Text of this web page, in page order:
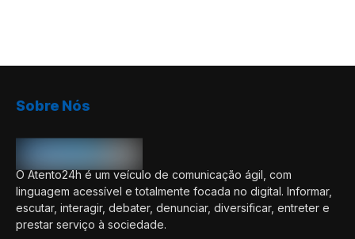
Sobre Nós
O Atento24h é um veículo de comunicação ágil, com
linguagem acessível e totalmente focada no digital. Informar,
escutar, interagir, debater, denunciar, diversificar, entreter e
prestar serviço à sociedade.